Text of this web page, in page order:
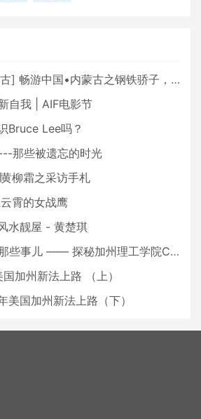
] 畅游中国•内蒙古之钢铁骄子，魅力包头
自我 | AIF电影节
Bruce Lee吗？
---那些被遗忘的时光
柳霜之采访手札
云霄的女战鹰
水靓屋 - 黄楚琪
事儿 —— 探秘加州理工学院Caltech博士生活 [上集]
加州新法上路 （上）
美国加州新法上路（下）